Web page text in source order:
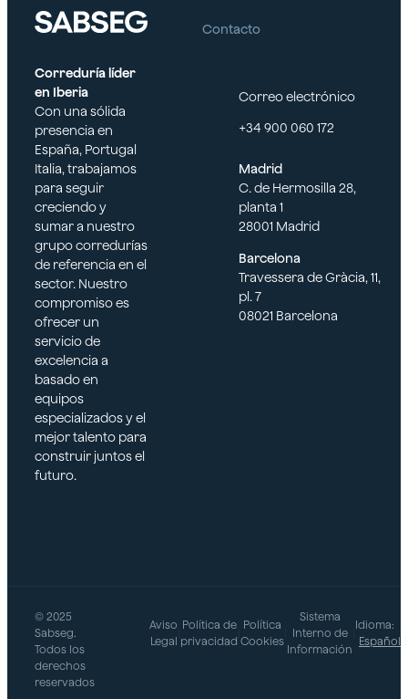
mercado. Nuestro
nos convierte en el
garantizar la seguridad
negocio en este sector
altamente competitivo.
Correduría líder
en Iberia
Con una sólida
presencia en
España, Portugal
Italia, trabajamos
para seguir
creciendo y
sumar a nuestro
grupo corredurías
de referencia en el
sector. Nuestro
compromiso es
ofrecer un
servicio de
excelencia a
basado en
equipos
especializados y el
mejor talento para
construir juntos el
futuro.
Contacto
Correo electrónico
+34 900 060 172
Madrid
C. de Hermosilla 28,
planta 1
28001 Madrid
Barcelona
Travessera de Gràcia, 11,
pl. 7
08021 Barcelona
© 2025
Sabseg.
Todos los
derechos
reservados
Aviso
Legal
Política de
privacidad
Política
Cookies
Sistema
Interno de
Información
Idioma:
Español